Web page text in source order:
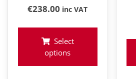
€238.00 inc VAT
Select
options